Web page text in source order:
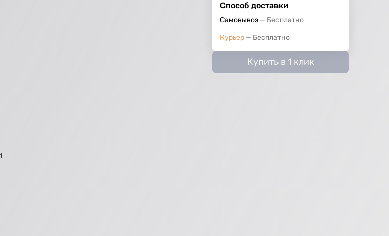
Способ доставки
Самовывоз Бесплатно
Курьер Бесплатно
Купить в 1 клик